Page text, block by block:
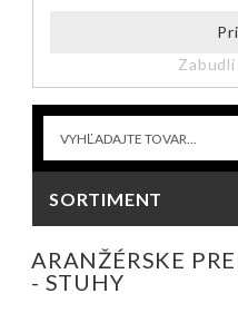
SORTIMENT
ARANŽÉRSKE
- STUHY